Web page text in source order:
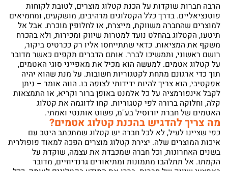
מעוניינים בציוד איכותי למפעלים?
אצלנו עם מגוון חברות בינלאומיות בתחום חומרי
האטימה, ציפויים ואיכות הסביבה
תחזרו אלי בהקדם
הרבה חברות שוקדות על הכנת קטלוג מוצרים, לטובת לקוחות
פוטנציאליים. בדרך כלל הקטלוגים מרהיבים, מושקעים, ומחמיאים
למוצרים שהחברה משווקת, מייצרת, או לחלופין מוכרת. אבל אל
תיטעו, הקטלוג בהחלט נועד למטרות שיווק ומכירות, ולא בהכרח
משקף את המציאות. כדאי שתתייחסו אליו רק ככרטיס ביקור,
רושם ראשוני, ותמשיכו לברר. אותם הדברים תקפים כאשר מדובר
על קטלוג אטמים. למעשה הוא מכיל את מאפייני סוגי האטמים,
תוך כדי ארגונם מתחת לקטגוריות חשובות. על מנת שהוא יהיה
אפקטיבי, הוא צריך להיות ידידותי לצופה בו. הווה אומר – ניתן
לקבל אינפורמציה על כל אלמנט באופן ברור וקריא, או התמצאות
קלה, וחלוקה ברורה לפי קטגוריות. קחו לדוגמה את קטלוג
האטמים של חברת יורוסיל בע"מ, פשוט אותנטי ואמתי.
מה צריך להדגיש בהכנת קטלוג אטמים?
כפי שציינו לעיל, לא לכל חברה יש קטלוג שמתכתב היטב עם
איכות המוצרים שלה. יצירת קטלוג מוצרים הפכה למאוד פופולרית
בשנים האחרונות, וכל חברה שמכבדת את עצמה, שוקדת על
הקמתו. אל תתלהבו מתמונות ומתיאורים גרנדיוזיים, מדובר